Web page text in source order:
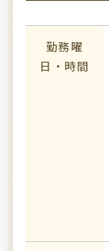
勤務曜
日・時間